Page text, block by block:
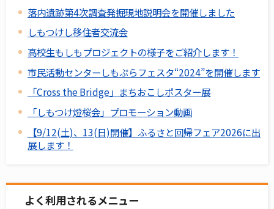
落内遺跡第4次調査発掘現地説明会を開催しました
しもつけし移住者交流会
高校生もしもプロジェクトの様子をご紹介します！
市民活動センターしもぷらフェスタ“2024”を開催します
「Cross the Bridge」まちおこしポスター展
「しもつけ燈桜会」プロモーション動画
【9/12(土)、13(日)開催】ふるさと回帰フェア2026に出
展します！
よく利用されるメニュー